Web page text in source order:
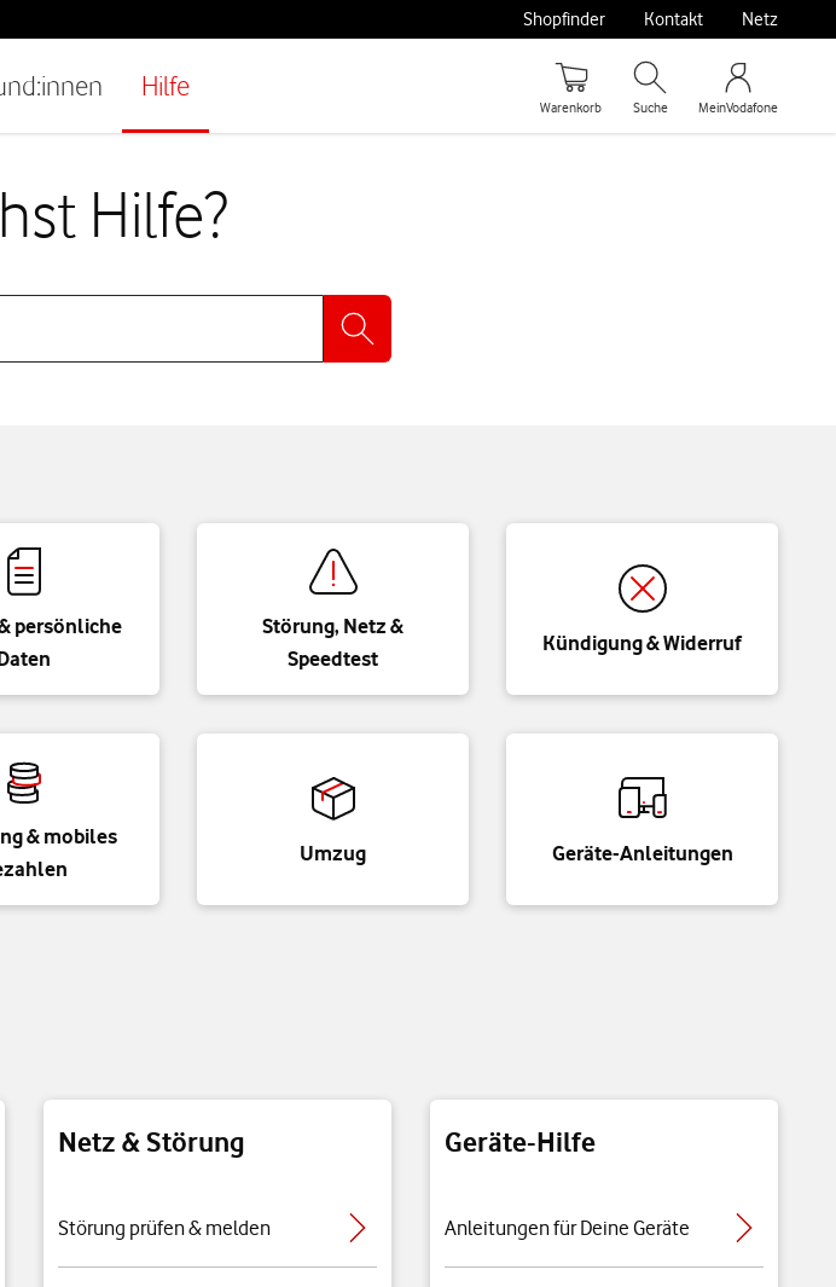
Hilfe
Shopfinder Kontakt Netz
Warenkorb Suche MeinVodafone
Hilfe?
persönliche
Störung, Netz &
Speedtest
Kündigung & Widerruf
& mobiles
Umzug Geräte-Anleitungen
Netz & Störung
Störung prüfen & melden
Geräte-Hilfe
Anleitungen für Deine Geräte